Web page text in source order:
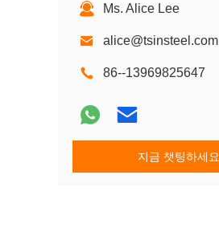
Ms. Alice Lee
alice@tsinsteel.com
86--13969825647
지금 챗팅하세요